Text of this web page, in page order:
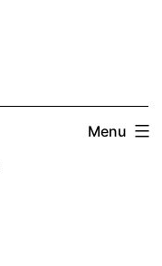
Menu